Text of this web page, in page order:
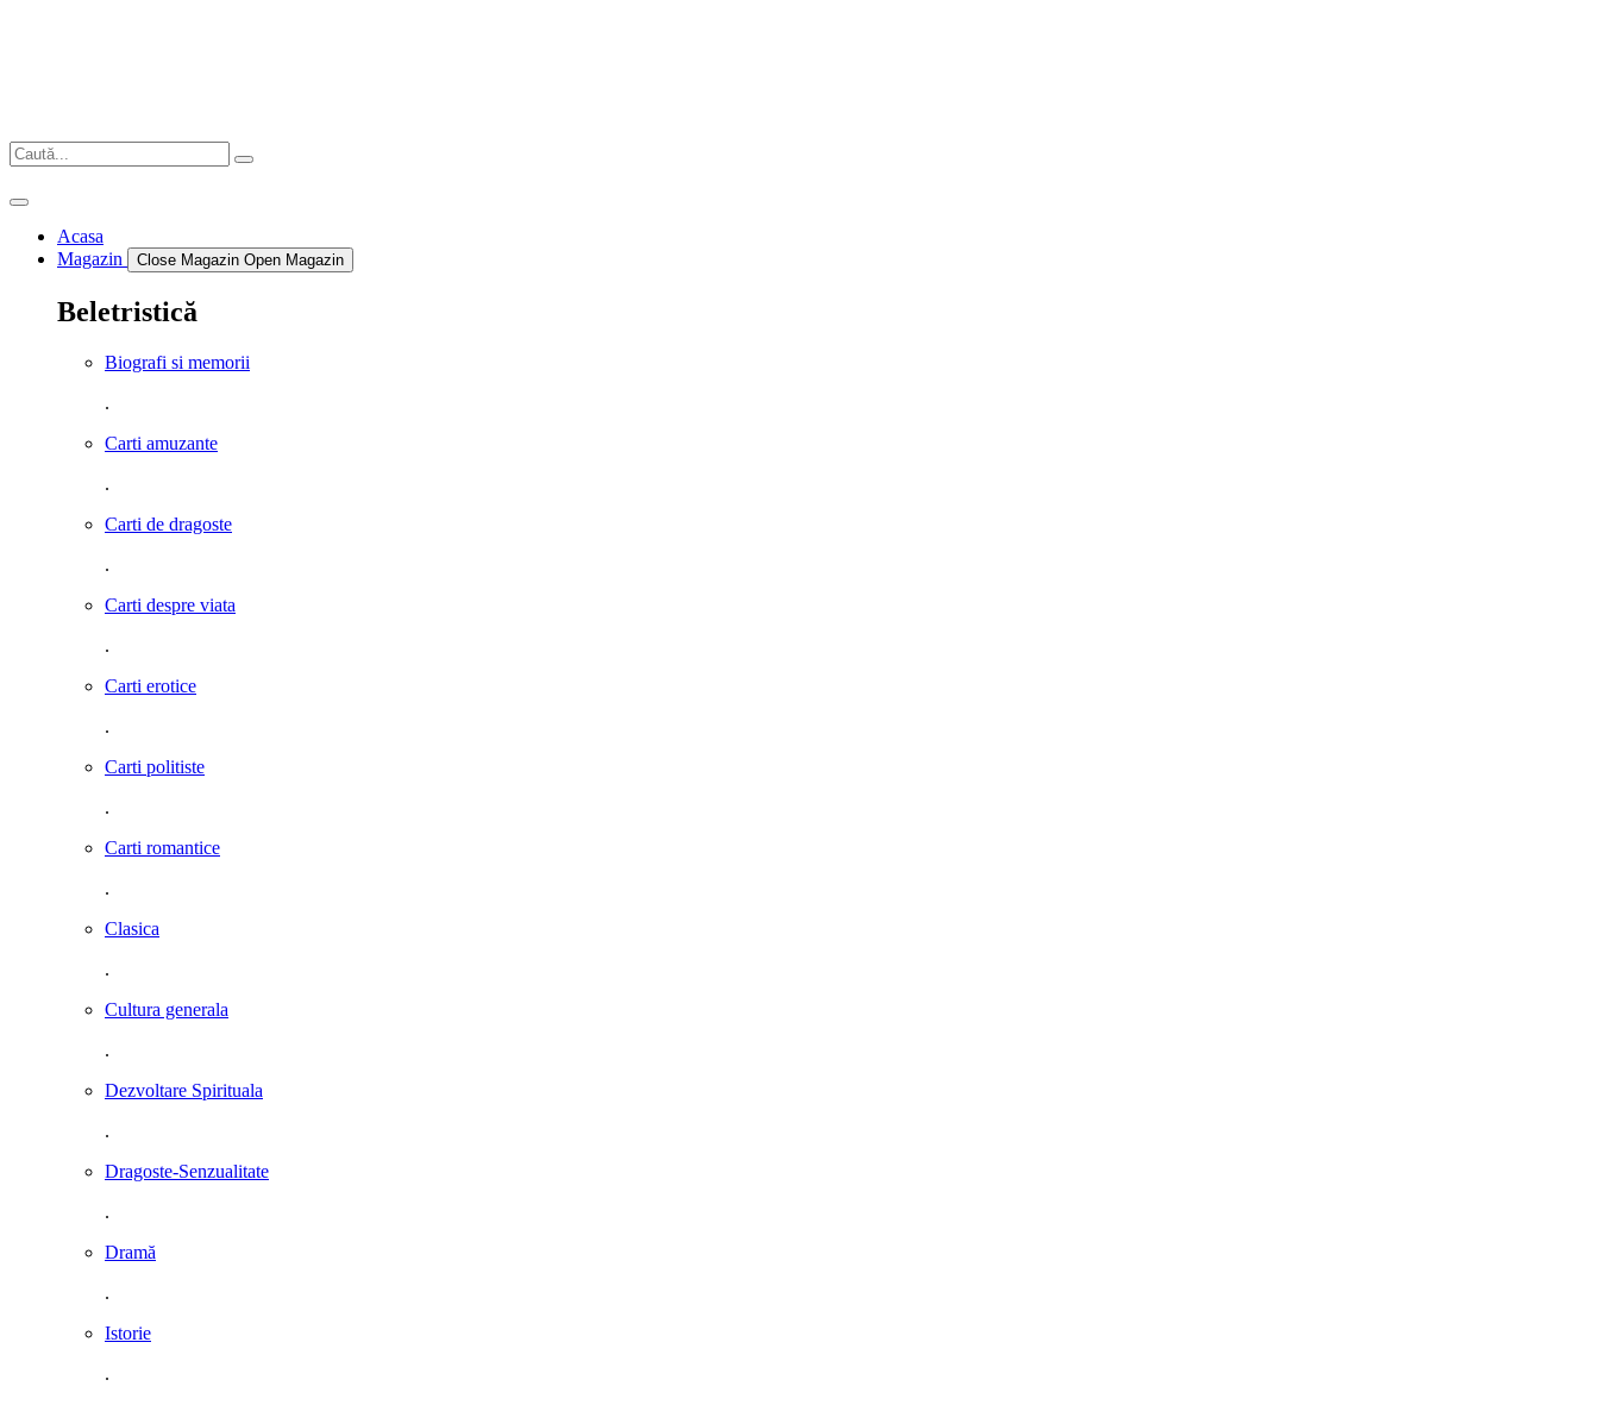
Acasa
Magazin
Close Magazin Open Magazin
Beletristică
Biografi si memorii
.
Carti amuzante
.
Carti de dragoste
.
Carti despre viata
.
Carti erotice
.
Carti politiste
.
Carti romantice
.
Clasica
.
Cultura generala
.
Dezvoltare Spirituala
.
Dragoste-Senzualitate
.
Dramă
.
Istorie
.